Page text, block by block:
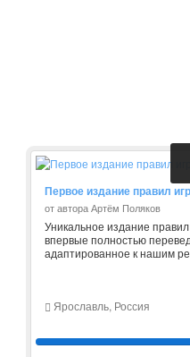
Первое издание правил
от автора Артём Поляков
Уникальное издание
впервые полностью
адаптированное к нашим
Ярославль, Россия